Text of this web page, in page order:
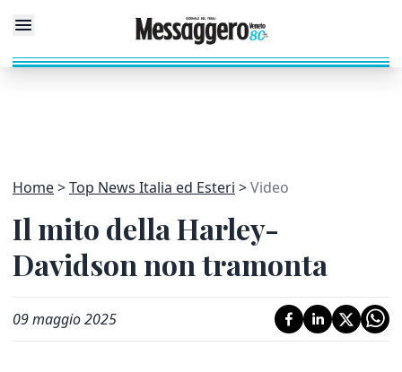
Home Top News Italia ed Esteri Video
Il mito della Harley-
Davidson non tramonta
09 maggio 2025